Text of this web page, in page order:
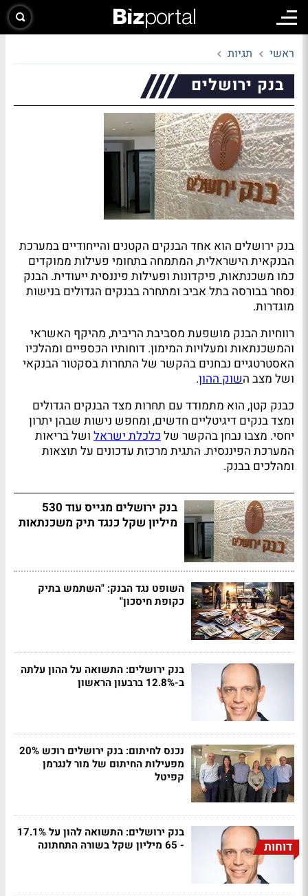
ראשי תגיות
בנק ירושלים
בנק ירושלים הוא אחד הבנקים הקטנים והייחודיים במערכת
הבנקאית הישראלית, המתמחה בתחומי פעילות ממוקדים
כמו משכנתאות, פיקדונות ופעילות פיננסית ייעודית. הבנק
נסחר בבורסה בתל אביב ומתחרה בבנקים הגדולים בנישות
מוגדרות.
רווחיות הבנק מושפעת מסביבת הריבית, מהיקף האשראי
והמשכנתאות ומעלויות המימון. דוחותיו הכספיים ומהלכיו
האסטרטגיים נבחנים בהקשר של התחרות בסקטור הבנקאי
ושל מצב השוק ההון.
כבנק קטן, הוא מתמודד עם תחרות מצד הבנקים הגדולים
ומצד בנקים דיגיטליים חדשים, ומחפש נישות שבהן יתרון
יחסי. מצבו נבחן בהקשר שלכלכלת ישראל ושל בריאות
המערכת הפיננסית. התגית מרכזת עדכונים על תוצאות
ומהלכים בבנק.
בנק ירושלים מגייס עוד 530
מיליון שקל כנגד תיק משכנתאות
השופט נגד הבנק: "השתמש בתיק
כקופת חיסכון"
בנק ירושלים: התשואה על ההון עלתה
ב-12.8% ברבעון הראשון
נכנס לחיתום: בנק ירושלים רוכש 20%
מפעילות החיתום של מור לנגרמן
קפיטל
דוחות
בנק ירושלים: התשואה להון על 17.1%
- 65 מיליון שקל בשורה התחתונה